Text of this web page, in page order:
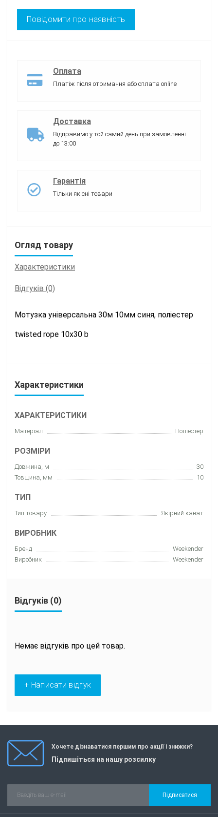
Повідомити про наявність
Оплата
Платіж після отримання або сплата online
Доставка
Відправимо у той самий день при замовленні
до 13:00
Гарантія
Тільки якісні товари
Огляд товару
Характеристики
Відгуків (0)
Мотузка універсальна 30м 10мм синя, поліестер
twisted rope 10х30 b
Характеристики
ХАРАКТЕРИСТИКИ
Матеріал Поліестер
РОЗМІРИ
Довжина, м
30
Товщина, мм
10
ТИП
Тип товару Якірний канат
ВИРОБНИК
Бренд
Weekender
Виробник
Weekender
Відгуків (0)
Немає відгуків про цей товар.
+ Написати відгук
Хочете дізнаватися першим про акції і знижки?
Підпишіться на нашу розсилку
Підписатися